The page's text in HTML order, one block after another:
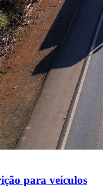
para veículos